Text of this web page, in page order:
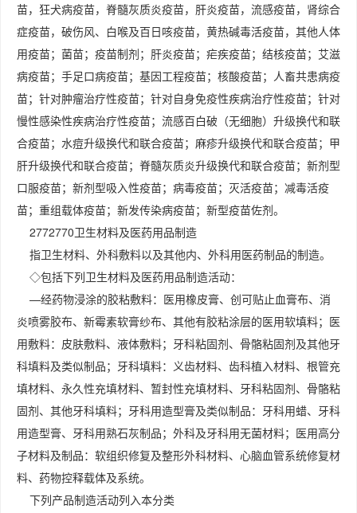
苗，狂犬病疫苗，脊髓灰质炎疫苗，肝炎疫苗，流感疫苗，肾综合
症疫苗，破伤风、白喉及百日咳疫苗，黄热碱毒活疫苗，其他人体
用疫苗；菌苗；疫苗制剂；肝炎疫苗；疟疾疫苗；结核疫苗；艾滋
病疫苗；手足口病疫苗；基因工程疫苗；核酸疫苗；人畜共患病疫
苗；针对肿瘤治疗性疫苗；针对自身免疫性疾病治疗性疫苗；针对
慢性感染性疾病治疗性疫苗；流感百白破（无细胞）升级换代和联
合疫苗；水痘升级换代和联合疫苗；麻疹升级换代和联合疫苗；甲
肝升级换代和联合疫苗；脊髓灰质炎升级换代和联合疫苗；新剂型
口服疫苗；新剂型吸入性疫苗；病毒疫苗；灭活疫苗；减毒活疫
苗；重组载体疫苗；新发传染病疫苗；新型疫苗佐剂。
2772770卫生材料及医药用品制造
指卫生材料、外科敷料以及其他内、外科用医药制品的制造。
◇包括下列卫生材料及医药用品制造活动：
—经药物浸涂的胶粘敷料：医用橡皮膏、创可贴止血膏布、消
炎喷雾胶布、新霉素软膏纱布、其他有胶粘涂层的医用软填料；医
用敷料：皮肤敷料、液体敷料；牙科粘固剂、骨骼粘固剂及其他牙
科填料及类似制品；牙科填料：义齿材料、齿科植入材料、根管充
填材料、永久性充填材料、暂封性充填材料、牙科粘固剂、骨骼粘
固剂、其他牙科填料；牙科用造型膏及类似制品：牙科用蜡、牙科
用造型膏、牙科用熟石灰制品；外科及牙科用无菌材料；医用高分
子材料及制品：软组织修复及整形外科材料、心脑血管系统修复材
料、药物控释载体及系统。
下列产品制造活动列入本分类